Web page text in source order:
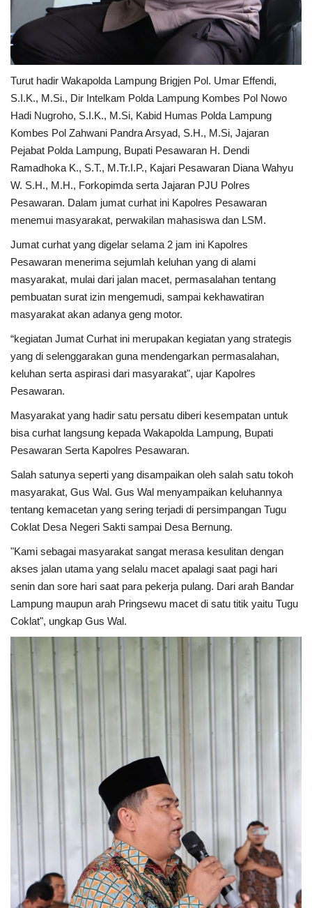
Turut hadir Wakapolda Lampung Brigjen Pol. Umar Effendi,
S.I.K., M.Si., Dir Intelkam Polda Lampung Kombes Pol Nowo
Hadi Nugroho, S.I.K., M.Si, Kabid Humas Polda Lampung
Kombes Pol Zahwani Pandra Arsyad, S.H., M.Si, Jajaran
Pejabat Polda Lampung, Bupati Pesawaran H. Dendi
Ramadhoka K., S.T., M.Tr.I.P., Kajari Pesawaran Diana Wahyu
W. S.H., M.H., Forkopimda serta Jajaran PJU Polres
Pesawaran. Dalam jumat curhat ini Kapolres Pesawaran
menemui masyarakat, perwakilan mahasiswa dan LSM.
Jumat curhat yang digelar selama 2 jam ini Kapolres
Pesawaran menerima sejumlah keluhan yang di alami
masyarakat, mulai dari jalan macet, permasalahan tentang
pembuatan surat izin mengemudi, sampai kekhawatiran
masyarakat akan adanya geng motor.
“kegiatan Jumat Curhat ini merupakan kegiatan yang strategis
yang di selenggarakan guna mendengarkan permasalahan,
keluhan serta aspirasi dari masyarakat", ujar Kapolres
Pesawaran.
Masyarakat yang hadir satu persatu diberi kesempatan untuk
bisa curhat langsung kepada Wakapolda Lampung, Bupati
Pesawaran Serta Kapolres Pesawaran.
Salah satunya seperti yang disampaikan oleh salah satu tokoh
masyarakat, Gus Wal. Gus Wal menyampaikan keluhannya
tentang kemacetan yang sering terjadi di persimpangan Tugu
Coklat Desa Negeri Sakti sampai Desa Bernung.
"Kami sebagai masyarakat sangat merasa kesulitan dengan
akses jalan utama yang selalu macet apalagi saat pagi hari
senin dan sore hari saat para pekerja pulang. Dari arah Bandar
Lampung maupun arah Pringsewu macet di satu titik yaitu Tugu
Coklat", ungkap Gus Wal.